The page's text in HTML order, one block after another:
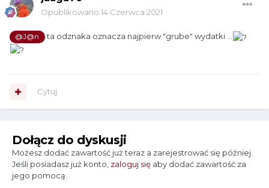
Opublikowano 14 Czerwca 2021
@J@n ta odznaka oznacza najpierw "grube" wydatki ...
Cytuj
Dołącz do dyskusji
Możesz dodać zawartość już teraz a zarejestrować się później.
Jeśli posiadasz już konto, zaloguj się aby dodać zawartość za
jego pomocą.